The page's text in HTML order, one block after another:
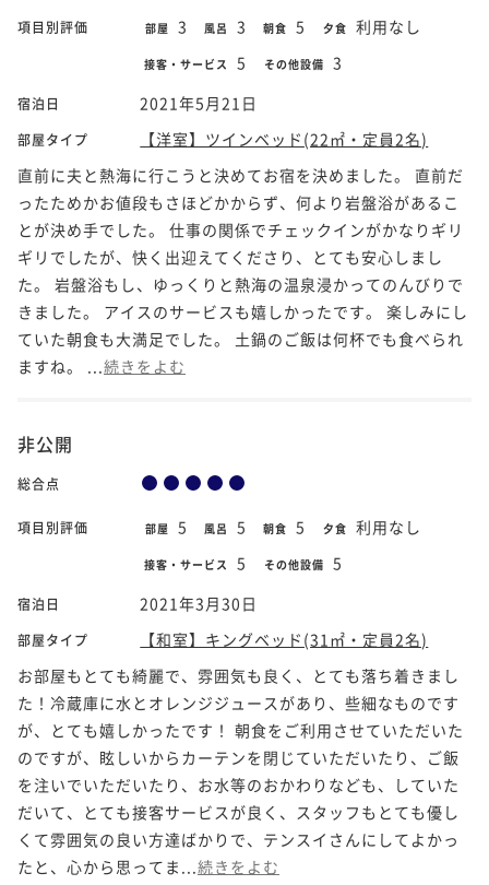
項目別評価 部屋 3 風呂 3 朝食 5 夕食 利用なし
接客・サービス 5 その他設備 3
宿泊日 2021年5月21日
部屋タイプ
【洋室】ツインベッド(22㎡・定員2名)
直前に夫と熱海に行こうと決めてお宿を決めました。 直前だ
ったためかお値段もさほどかからず、何より岩盤浴があるこ
とが決め手でした。 仕事の関係でチェックインがかなりギリ
ギリでしたが、快く出迎えてくださり、とても安心しまし
た。 岩盤浴もし、ゆっくりと熱海の温泉浸かってのんびりで
きました。 アイスのサービスも嬉しかったです。 楽しみにし
ていた朝食も大満足でした。 土鍋のご飯は何杯でも食べられ
ますね。 ... 続きをよむ
非公開
総合点
項目別評価 部屋 5 風呂 5 朝食 5 夕食 利用なし
接客・サービス 5 その他設備 5
宿泊日 2021年3月30日
部屋タイプ
【和室】キングベッド(31㎡・定員2名)
お部屋もとても綺麗で、雰囲気も良く、とても落ち着きまし
た！冷蔵庫に水とオレンジジュースがあり、些細なものです
が、とても嬉しかったです！ 朝食をご利用させていただいた
のですが、眩しいからカーテンを閉じていただいたり、ご飯
を注いでいただいたり、お水等のおかわりなども、していた
だいて、とても接客サービスが良く、スタッフもとても優し
くて雰囲気の良い方達ばかりで、テンスイさんにしてよかっ
たと、心から思ってま... 続きをよむ